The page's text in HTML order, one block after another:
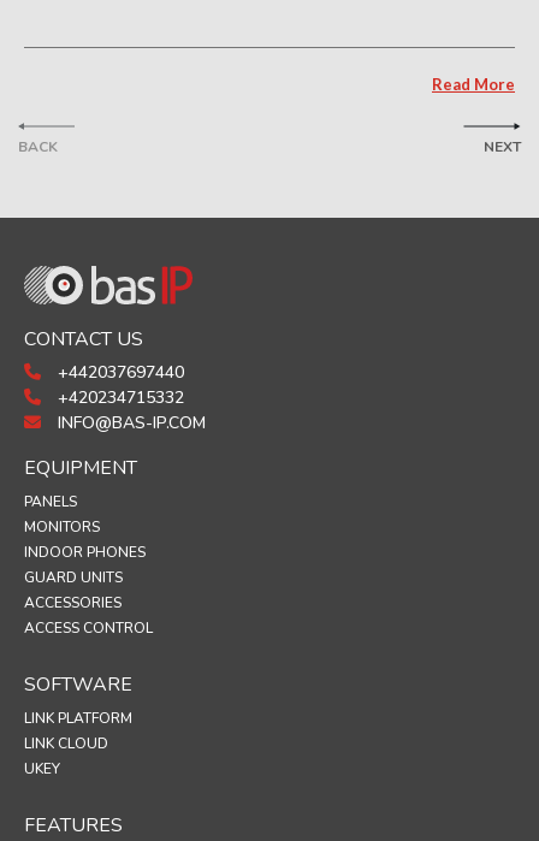
BACK
Read More
NEXT
CONTACT US
+442037697440
+420234715332
INFO@BAS-IP.COM
EQUIPMENT
PANELS
MONITORS
INDOOR PHONES
GUARD UNITS
ACCESSORIES
ACCESS CONTROL
SOFTWARE
LINK PLATFORM
LINK CLOUD
UKEY
FEATURES